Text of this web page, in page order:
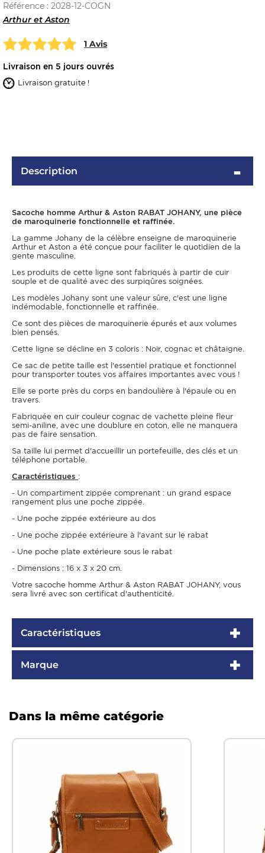
Référence : 2028-12-COGN
Arthur et Aston
1 Avis
Livraison en 5 jours ouvrés
Livraison gratuite !
Description
Sacoche homme Arthur & Aston RABAT JOHANY, une pièce
de maroquinerie fonctionnelle et raffinée.
La gamme Johany de la célèbre enseigne de maroquinerie
Arthur et Aston a été conçue pour faciliter le quotidien de la
gente masculine.
Les produits de cette ligne sont fabriqués à partir de cuir
souple et de qualité avec des surpiqûres soignées.
Les modèles Johany sont une valeur sûre, c'est une ligne
indémodable, fonctionnelle et raffinée.
Ce sont des pièces de maroquinerie épurés et aux volumes
bien pensés.
Cette ligne se décline en 3 coloris : Noir, cognac et châtaigne.
Ce sac de petite taille est l'essentiel pratique et fonctionnel
pour transporter toutes vos affaires importantes avec vous !
Elle se porte près du corps en bandoulière à l'épaule ou en
travers.
Fabriquée en cuir couleur cognac de vachette pleine fleur
semi-aniline, avec une doublure en coton, elle ne manquera
pas de faire sensation.
Sa taille lui permet d'accueillir un portefeuille, des clés et un
téléphone portable.
Caractéristiques :
- Un compartiment zippée comprenant : un grand espace
rangement plus une poche zippée.
- Une poche zippée extérieure au dos
- Une poche zippée extérieure à l'avant sur le rabat
- Une poche plate extérieure sous le rabat
- Dimensions : 16 x 3 x 20 cm.
Votre sacoche homme Arthur & Aston RABAT JOHANY, vous
sera livré avec son certificat d'authenticité.
Caractéristiques
Marque
Dans la même catégorie